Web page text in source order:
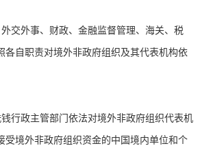
交外事、财政、金融监督管理、海关、税
各自职责对境外非政府组织及其代表机构依
行政主管部门依法对境外非政府组织代表机
受境外非政府组织资金的中国境内单位和个